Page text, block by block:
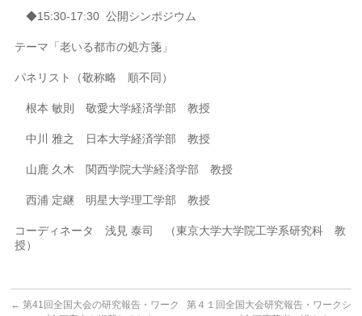
◆15:30-17:30 公開シンポジウム
テーマ「老いる都市の処方箋」
パネリスト（敬称略 順不同）
根本 敏則 敬愛大学経済学部 教授
中川 雅之 日本大学経済学部 教授
山鹿 久木 関西学院大学経済学部 教授
西浦 定継 明星大学理工学部 教授
コーディネータ 浅見 泰司 （東京大学大学院工学系研究科 教
授）
← 第41回全国大会の研究報告・ワーク
第４１回全国大会研究報告・ワークシ